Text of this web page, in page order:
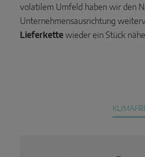
volatilem Umfeld haben wir den
Unternehmensausrichtung
Lieferkette wieder ein Stück